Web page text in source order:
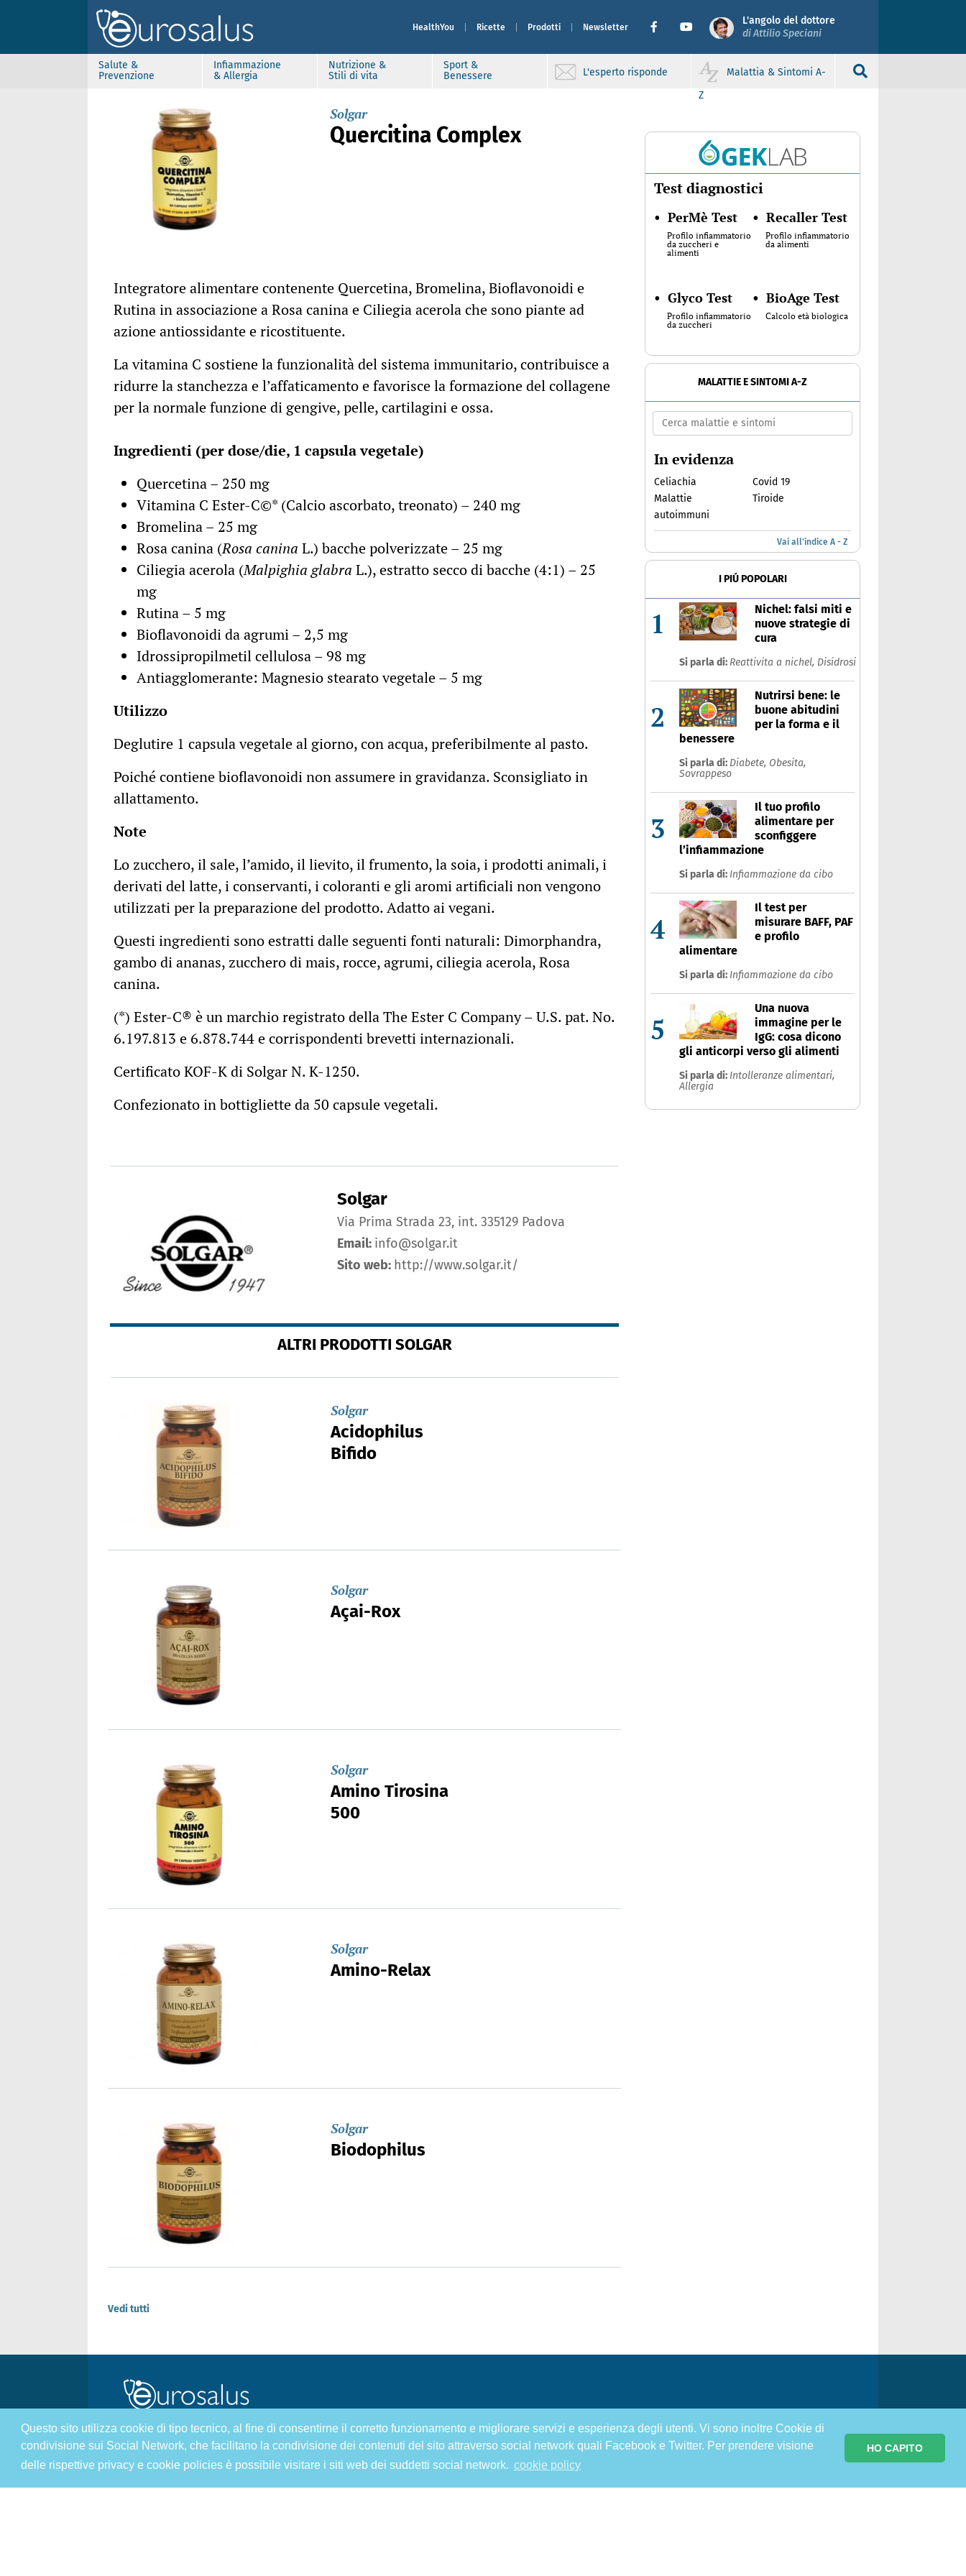
Questo sito utilizza cookie di tipo tecnico, al fine di consentirne il corretto funzionamento e migliorare servizi e esperienza degli utenti. Vi sono inoltre Cookie di
condivisione sui Social Network, che facilitano la condivisione dei contenuti del sito attraverso social network quali Facebook e Twitter. Per prendere visione
delle rispettive privacy e cookie policies è possibile visitare i siti web dei suddetti social network. cookie policy
HO CAPITO
HealthYou Ricette Prodotti Newsletter
L'angolo del dottore
di Attilio Speciani
Salute &
Prevenzione
Infiammazione
& Allergia
Nutrizione &
Stili di vita
Sport &
Benessere
L'esperto risponde
Malattia & Sintomi A-
Z
Solgar
Quercitina Complex
Integratore alimentare contenente Quercetina, Bromelina, Bioflavonoidi e
Rutina in associazione a Rosa canina e Ciliegia acerola che sono piante ad
azione antiossidante e ricostituente.
La vitamina C sostiene la funzionalità del sistema immunitario, contribuisce a
ridurre la stanchezza e l’affaticamento e favorisce la formazione del collagene
per la normale funzione di gengive, pelle, cartilagini e ossa.
Ingredienti (per dose/die, 1 capsula vegetale)
Quercetina – 250 mg
Vitamina C Ester-C©* (Calcio ascorbato, treonato) – 240 mg
Bromelina – 25 mg
Rosa canina (Rosa canina L.) bacche polverizzate – 25 mg
Ciliegia acerola (Malpighia glabra L.), estratto secco di bacche (4:1) – 25
mg
Rutina – 5 mg
Bioflavonoidi da agrumi – 2,5 mg
Idrossipropilmetil cellulosa – 98 mg
Antiagglomerante: Magnesio stearato vegetale – 5 mg
Utilizzo
Deglutire 1 capsula vegetale al giorno, con acqua, preferibilmente al pasto.
Poiché contiene bioflavonoidi non assumere in gravidanza. Sconsigliato in
allattamento.
Note
Lo zucchero, il sale, l’amido, il lievito, il frumento, la soia, i prodotti animali, i
derivati del latte, i conservanti, i coloranti e gli aromi artificiali non vengono
utilizzati per la preparazione del prodotto. Adatto ai vegani.
Questi ingredienti sono estratti dalle seguenti fonti naturali: Dimorphandra,
gambo di ananas, zucchero di mais, rocce, agrumi, ciliegia acerola, Rosa
canina.
(*) Ester-C® è un marchio registrato della The Ester C Company – U.S. pat. No.
6.197.813 e 6.878.744 e corrispondenti brevetti internazionali.
Certificato KOF-K di Solgar N. K-1250.
Confezionato in bottigliette da 50 capsule vegetali.
Solgar
Via Prima Strada 23, int. 335129 Padova
Email: info@solgar.it
Sito web: http://www.solgar.it/
ALTRI PRODOTTI SOLGAR
Solgar
Acidophilus
Bifido
Solgar
Açai-Rox
Solgar
Amino Tirosina
500
Solgar
Amino-Relax
Solgar
Biodophilus
Vedi tutti
Test diagnostici
• PerMè Test
Profilo infiammatorio
da zuccheri e
alimenti
• Recaller Test
Profilo infiammatorio
da alimenti
• Glyco Test
Profilo infiammatorio
da zuccheri
• BioAge Test
Calcolo età biologica
MALATTIE E SINTOMI A-Z
In evidenza
Celiachia
Covid 19
Malattie
autoimmuni
Tiroide
Vai all'indice A - Z
I PIÚ POPOLARI
1
Nichel: falsi miti e
nuove strategie di
cura
Si parla di: Reattivita a nichel, Disidrosi
2
Nutrirsi bene: le
buone abitudini
per la forma e il
benessere
Si parla di: Diabete, Obesita,
Sovrappeso
3
Il tuo profilo
alimentare per
sconfiggere
l’infiammazione
Si parla di: Infiammazione da cibo
4
Il test per
misurare BAFF, PAF
e profilo
alimentare
Si parla di: Infiammazione da cibo
5
Una nuova
immagine per le
IgG: cosa dicono
gli anticorpi verso gli alimenti
Si parla di: Intolleranze alimentari,
Allergia
Malattie & Sintomi A - Z
Chi siamo Salute e Prevenzione